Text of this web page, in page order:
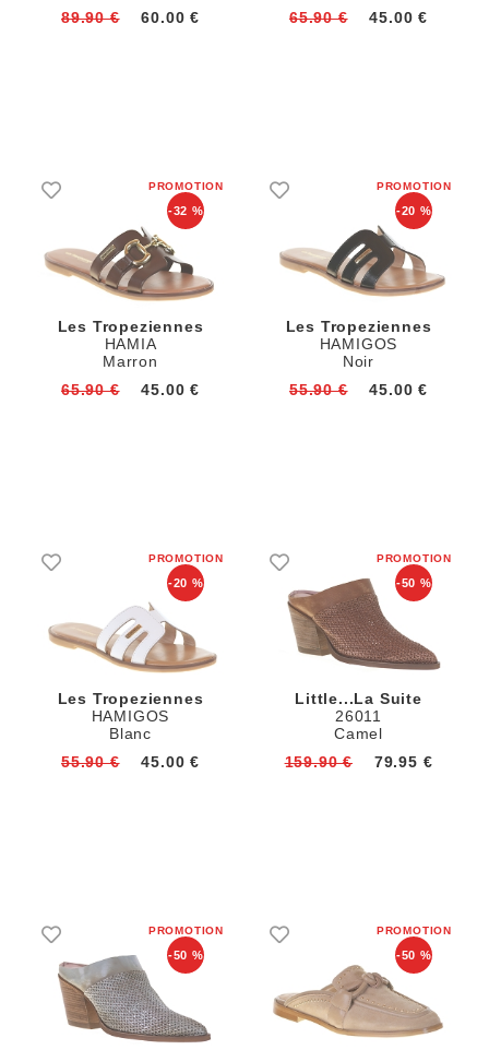
89.90 €
60.00 €
65.90 €
45.00 €
-32 %
Les Tropeziennes
HAMIA
Marron
65.90 €
45.00 €
-20 %
Les Tropeziennes
HAMIGOS
Noir
55.90 €
45.00 €
-20 %
Les Tropeziennes
HAMIGOS
Blanc
55.90 €
45.00 €
-50 %
Little...la Suite
26011
Camel
159.90 €
79.95 €
-50 % -50 %